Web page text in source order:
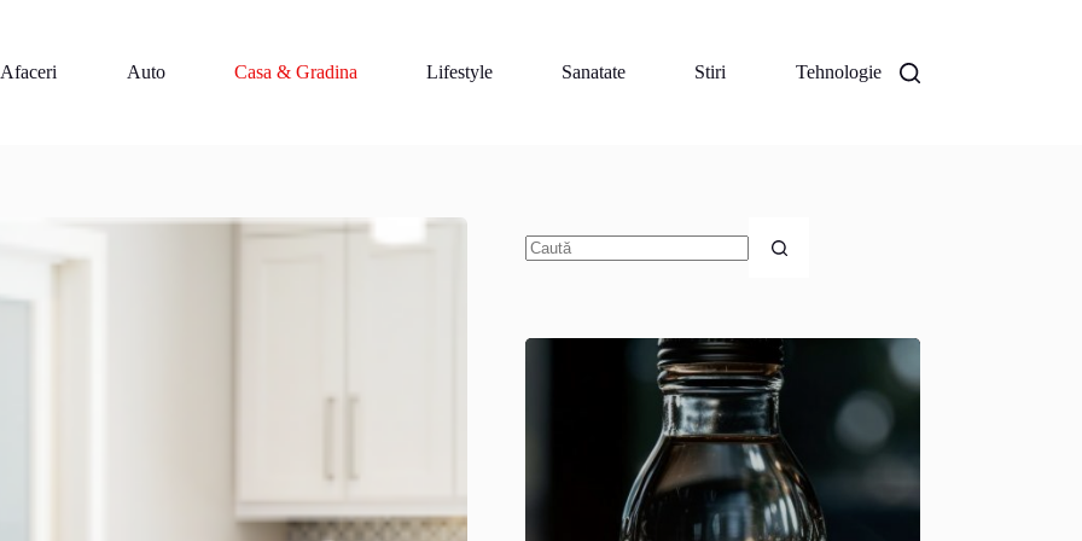
Afaceri
Auto Casa & Gradina Lifestyle Sanatate Stiri Tehnologie